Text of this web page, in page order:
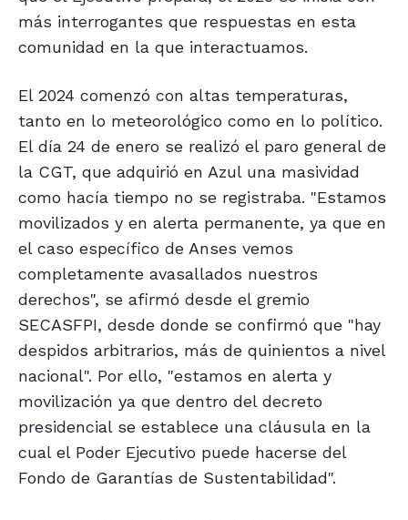
más interrogantes que respuestas en esta
comunidad en la que interactuamos.
El 2024 comenzó con altas temperaturas,
tanto en lo meteorológico como en lo político.
El día 24 de enero se realizó el paro general de
la CGT, que adquirió en Azul una masividad
como hacía tiempo no se registraba. "Estamos
movilizados y en alerta permanente, ya que en
el caso específico de Anses vemos
completamente avasallados nuestros
derechos", se afirmó desde el gremio
SECASFPI, desde donde se confirmó que "hay
despidos arbitrarios, más de quinientos a nivel
nacional". Por ello, "estamos en alerta y
movilización ya que dentro del decreto
presidencial se establece una cláusula en la
cual el Poder Ejecutivo puede hacerse del
Fondo de Garantías de Sustentabilidad".